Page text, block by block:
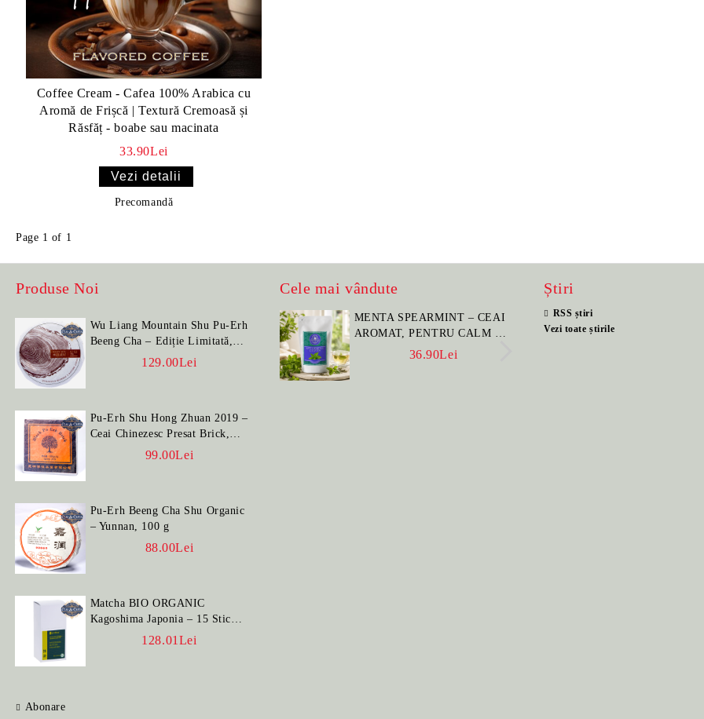
Coffee Cream - Cafea 100% Arabica cu
Aromă de Frișcă | Textură Cremoasă și
Răsfăț - boabe sau macinata
33.90Lei
Vezi detalii
Precomandă
Page 1 of 1
Produse Noi
Wu Liang Mountain Shu Pu-Erh
Beeng Cha – Ediție Limitată,
129.00Lei
Pu-Erh Shu Hong Zhuan 2019 –
Ceai Chinezesc Presat Brick,
99.00Lei
Pu-Erh Beeng Cha Shu Organic
– Yunnan, 100 g
88.00Lei
Matcha BIO ORGANIC
Kagoshima Japonia – 15 Stick-
128.01Lei
Abonare
Cele mai vândute
MENTA SPEARMINT – CEAI
AROMAT, PENTRU CALM ȘI
BENEFIC PENTRU
36.90Lei
SET PORTELAN
PENTRU CEAI
Știri
RSS știri
Vezi toate știrile